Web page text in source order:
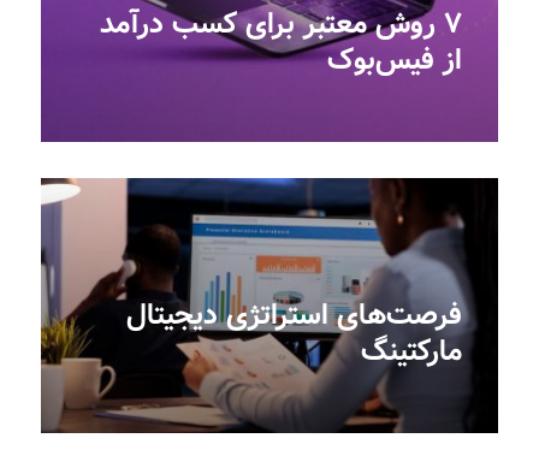
۷ روش معتبر برای کسب درآمد
از فیس‌بوک
فرصت‌های استراتژی دیجیتال
مارکتینگ